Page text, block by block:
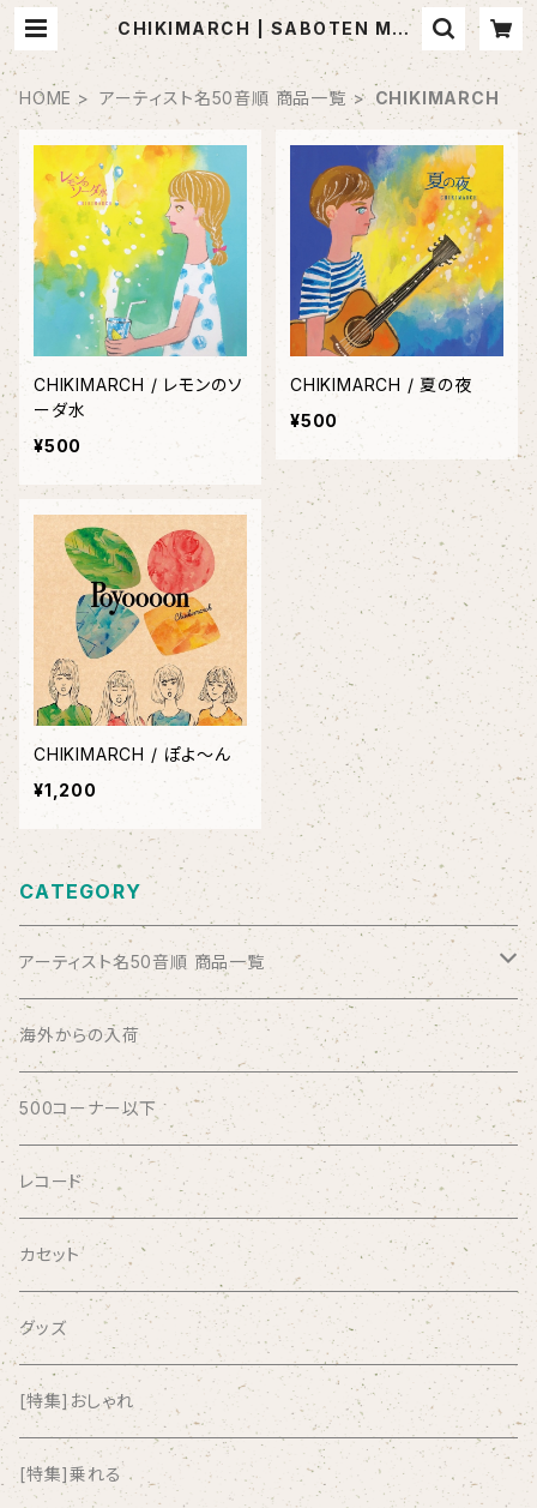
CHIKIMARCH | SABOTEN MUS
IC (セレクトCDショップ)
HOME アーティスト名50音順 商品一覧 CHIKIMARCH
CHIKIMARCH / レモンのソ
ーダ水
¥500
CHIKIMARCH / 夏の夜
¥500
CHIKIMARCH / ぽよ〜ん
¥1,200
CATEGORY
アーティスト名50音順 商品一覧
ABSOLUTE LOSERS
AFRICA
AGU
AIRCRAFT
airlie
AKUTAGAWA FANCLUB
ALKASILKA
海外からの入荷
500コーナー以下
レコード
カセット
グッズ
[特集]おしゃれ
[特集]乗れる